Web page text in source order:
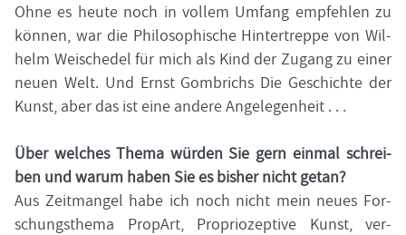
Ohne es heute noch in vol­lem Um­fang emp­feh­len zu
kön­nen, war die Phi­lo­so­phi­sche Hin­ter­trep­pe von Wil­
helm Wei­sche­del für mich als Kind der Zu­gang zu einer
neuen Welt. Und Ernst Gom­brichs Die Ge­schich­te der
Kunst, aber das ist eine an­de­re An­ge­le­gen­heit . . .
Über wel­ches Thema wür­den Sie gern ein­mal schrei­
ben und warum haben Sie es bis­her nicht getan?
Aus Zeit­man­gel habe ich noch nicht mein neues For­
schungs­the­ma Pro­pArt, Pro­prio­zep­ti­ve Kunst, ver­